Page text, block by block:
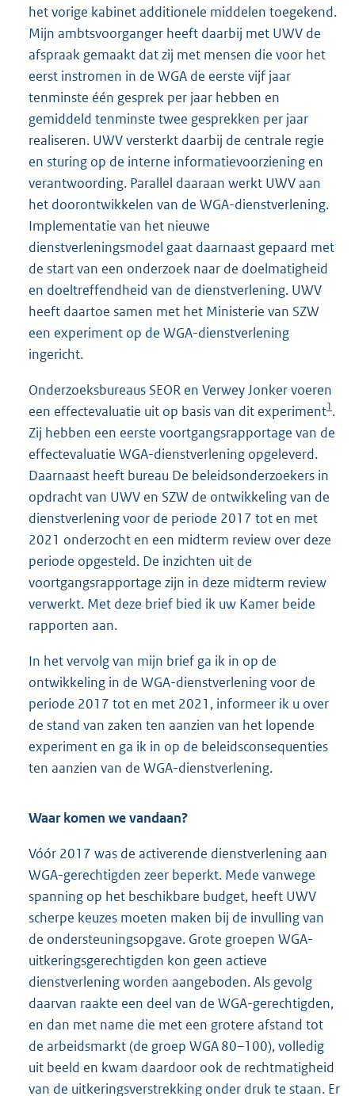
het vorige kabinet additionele middelen toegekend.
Mijn ambtsvoorganger heeft daarbij met UWV de
afspraak gemaakt dat zij met mensen die voor het
eerst instromen in de WGA de eerste vijf jaar
tenminste één gesprek per jaar hebben en
gemiddeld tenminste twee gesprekken per jaar
realiseren. UWV versterkt daarbij de centrale regie
en sturing op de interne informatievoorziening en
verantwoording. Parallel daaraan werkt UWV aan
het doorontwikkelen van de WGA-dienstverlening.
Implementatie van het nieuwe
dienstverleningsmodel gaat daarnaast gepaard met
de start van een onderzoek naar de doelmatigheid
en doeltreffendheid van de dienstverlening. UWV
heeft daartoe samen met het Ministerie van SZW
een experiment op de WGA-dienstverlening
ingericht.
Onderzoeksbureaus SEOR en Verwey Jonker voeren
een effectevaluatie uit op basis van dit experiment1.
Zij hebben een eerste voortgangsrapportage van de
effectevaluatie WGA-dienstverlening opgeleverd.
Daarnaast heeft bureau De beleidsonderzoekers in
opdracht van UWV en SZW de ontwikkeling van de
dienstverlening voor de periode 2017 tot en met
2021 onderzocht en een midterm review over deze
periode opgesteld. De inzichten uit de
voortgangsrapportage zijn in deze midterm review
verwerkt. Met deze brief bied ik uw Kamer beide
rapporten aan.
In het vervolg van mijn brief ga ik in op de
ontwikkeling in de WGA-dienstverlening voor de
periode 2017 tot en met 2021, informeer ik u over
de stand van zaken ten aanzien van het lopende
experiment en ga ik in op de beleidsconsequenties
ten aanzien van de WGA-dienstverlening.
Waar komen we vandaan?
Vóór 2017 was de activerende dienstverlening aan
WGA-gerechtigden zeer beperkt. Mede vanwege
spanning op het beschikbare budget, heeft UWV
scherpe keuzes moeten maken bij de invulling van
de ondersteuningsopgave. Grote groepen WGA-
uitkeringsgerechtigden kon geen actieve
dienstverlening worden aangeboden. Als gevolg
daarvan raakte een deel van de WGA-gerechtigden,
en dan met name die met een grotere afstand tot
de arbeidsmarkt (de groep WGA 80–100), volledig
uit beeld en kwam daardoor ook de rechtmatigheid
van de uitkeringsverstrekking onder druk te staan. Er